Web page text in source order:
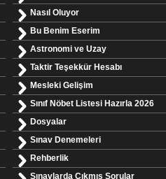
Nasıl Oluyor
Bu Benim Eserim
Astronomi ve Uzay
Taktir Teşekkür Hesabı
Mesleki Gelişim
Sınıf Nöbet Listesi Hazırla 2026
Dosyalar
Sınav Denemeleri
Rehberlik
Sınavlarda Çıkmış Sorular